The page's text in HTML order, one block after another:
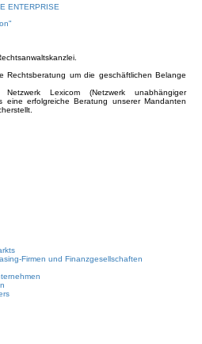
ENTERPRISE
Rechtsberatung um die geschäftlichen Belange
Lexicom (Netzwerk unabhängiger
eine erfolgreiche Beratung unserer Mandanten
Firmen und Finanzgesellschaften